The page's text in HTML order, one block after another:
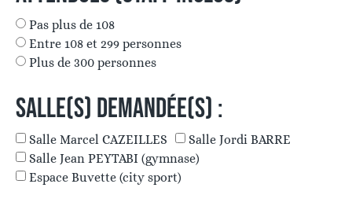
Pas plus de 108
Entre 108 et 299 personnes
Plus de 300 personnes
SALLE(S) DEMANDÉE(S) :
Salle Marcel CAZEILLES
Salle Jordi BARRE
Salle Jean PEYTABI (gymnase)
Espace Buvette (city sport)